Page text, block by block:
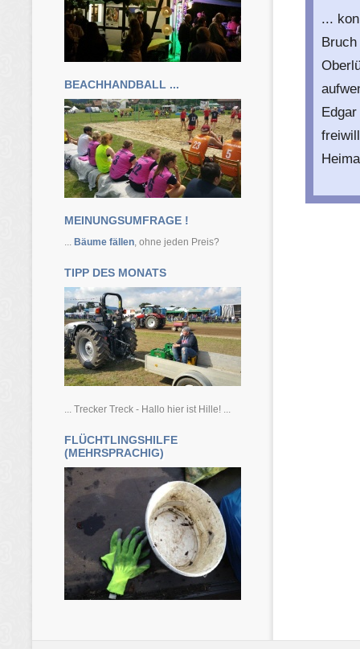
BEACHHANDBALL ...
MEINUNGSUMFRAGE !
... Bäume fällen, ohne jeden Preis?
TIPP DES MONATS
... Trecker Treck - Hallo hier ist Hille! ...
FLÜCHTLINGSHILFE
(MEHRSPRACHIG)
...